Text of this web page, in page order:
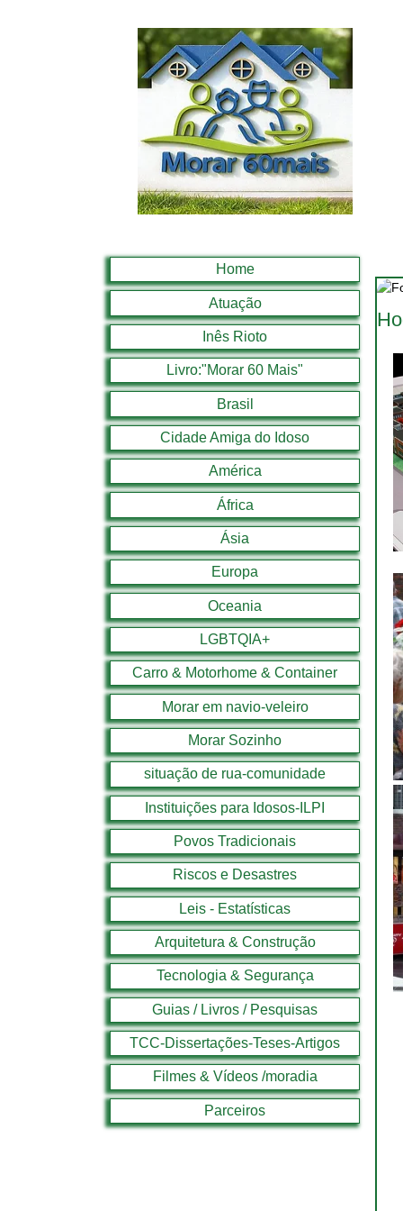
Home
Atuação
Inês Rioto
Livro:"Morar 60 Mais"
Brasil
Cidade Amiga do Idoso
América
África
Ásia
Europa
Oceania
LGBTQIA+
Carro & Motorhome & Container
Morar em navio-veleiro
Morar Sozinho
situação de rua-comunidade
Instituições para Idosos-ILPI
Povos Tradicionais
Riscos e Desastres
Leis - Estatísticas
Arquitetura & Construção
Tecnologia & Segurança
Guias / Livros / Pesquisas
TCC-Dissertações-Teses-Artigos
Filmes & Vídeos /moradia
Parceiros